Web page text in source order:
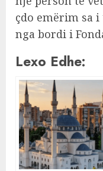
çdo emërim sa
nga bordi i
Lexo Edhe: